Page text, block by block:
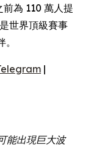
為 110 萬人提
世界頂級賽事
|
能出現巨大波